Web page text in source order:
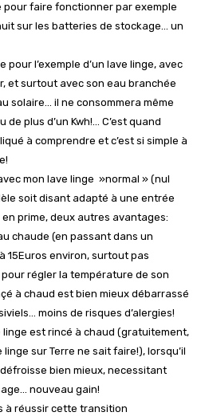
pour faire fonctionner par exemple
sur les batteries de stockage… un
pour l’exemple d’un lave linge, avec
et surtout avec son eau branchée
solaire… il ne consommera même
de plus d’un Kwh!… C’est quand
à comprendre et c’est si simple à
mon lave linge »normal » (nul
soit disant adapté à une entrée
en prime, deux autres avantages:
chaude (en passant dans un
15Euros environ, surtout pas
régler la température de son
à chaud est bien mieux débarrassé
moins de risques d’alergies!
linge est rincé à chaud (gratuitement,
linge sur Terre ne sait faire!), lorsqu’il
bien mieux, necessitant
nouveau gain!
à réussir cette transition